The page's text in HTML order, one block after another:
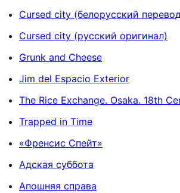
Cursed city (белорусский
Cursed city (русский оригинал)
Grunk and Cheese
Jim del Espacio Exterior
The Rice Exchange. Osaka. 18th
Trapped in Time
«Френсис Спейт»
Адская суббота
Апошняя справа